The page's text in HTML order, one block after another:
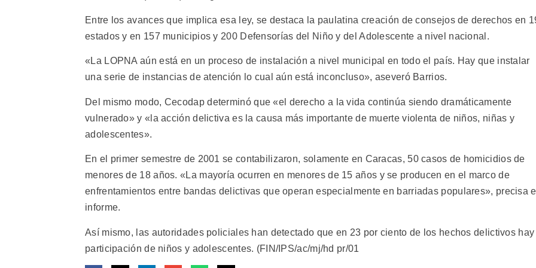
Entre los avances que implica esa ley, se destaca la paulatina creación de consejos de derechos en
estados y en 157 municipios y 200 Defensorías del Niño y del Adolescente a nivel nacional.
«La LOPNA aún está en un proceso de instalación a nivel municipal en todo el país. Hay que instalar
una serie de instancias de atención lo cual aún está inconcluso», aseveró Barrios.
Del mismo modo, Cecodap determinó que «el derecho a la vida continúa siendo dramáticamente
vulnerado» y «la acción delictiva es la causa más importante de muerte violenta de niños, niñas y
adolescentes».
En el primer semestre de 2001 se contabilizaron, solamente en Caracas, 50 casos de homicidios de
menores de 18 años. «La mayoría ocurren en menores de 15 años y se producen en el marco de
enfrentamientos entre bandas delictivas que operan especialmente en barriadas populares», precisa
informe.
Así mismo, las autoridades policiales han detectado que en 23 por ciento de los hechos delictivos hay
participación de niños y adolescentes. (FIN/IPS/ac/mj/hd pr/01